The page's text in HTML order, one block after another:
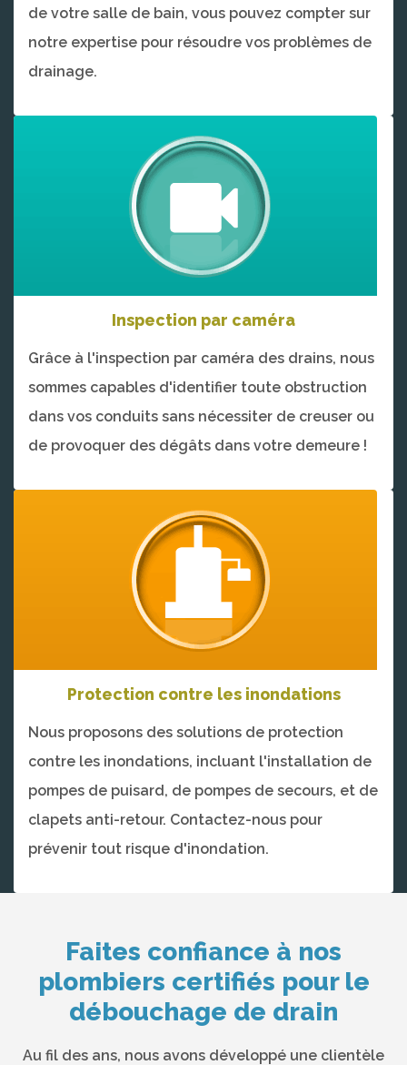
de votre salle de bain, vous pouvez compter sur
notre expertise pour résoudre vos problèmes de
drainage.
Inspection par caméra
Grâce à l'inspection par caméra des drains, nous
sommes capables d'identifier toute obstruction
dans vos conduits sans nécessiter de creuser ou
de provoquer des dégâts dans votre demeure !
Protection contre les inondations
Nous proposons des solutions de protection
contre les inondations, incluant l'installation de
pompes de puisard, de pompes de secours, et de
clapets anti-retour. Contactez-nous pour
prévenir tout risque d'inondation.
Faites confiance à nos
plombiers certifiés pour le
débouchage de drain
Au fil des ans, nous avons développé une clientèle